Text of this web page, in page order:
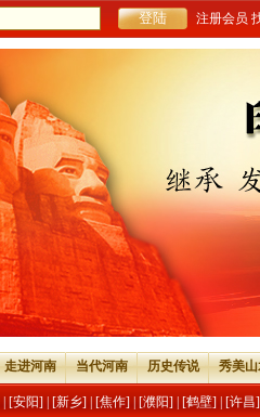
注册会员
走进河南 当代河南 历史传说 秀美
[安阳] [新乡] [焦作] [濮阳] [鹤壁] [许昌]